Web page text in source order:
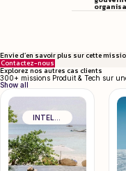
Envie d’en savoir plus sur cette
Contactez-nous
Explorez nos autres cas clients
300+ missions Produit & Tech sur
Show all